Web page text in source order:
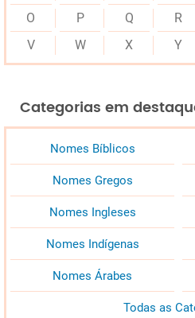
O
P Q R
V
W X Y
Categorias em
Nomes Bíblicos
Nomes Gregos
Nomes Ingleses
Nomes Indígenas
Nomes Árabes
Todas as